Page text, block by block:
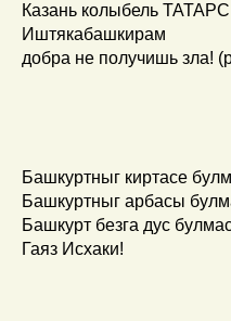
Казань колыбель
Иштякабашкирам
добра не получишь зла!
Башкуртныг киртасе
Башкуртныг арбасы
Башкурт безга дус
Гаяз Исхаки!